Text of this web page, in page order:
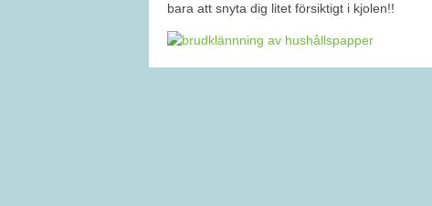
bara att snyta dig litet försiktigt i kjolen!!